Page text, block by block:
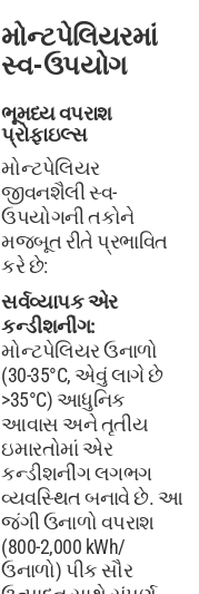
મોન્ટપેલિયરમાં
સ્વ-ઉપયોગ
ભૂમધ્ય વપરાશ
પ્રોફાઇલ્સ
મોન્ટપેલિયર
જીવનશૈલી સ્વ-
ઉપયોગની તકોને
મજબૂત રીતે પ્રભાવિત
કરે છે:
સર્વવ્યાપક એર
કન્ડીશનીંગ:
મોન્ટપેલિયર ઉનાળો
(30-35°C, એવું લાગે છે
>35°C) આધુનિક
આવાસ અને તૃતીય
ઇમારતોમાં એર
કન્ડીશનીંગ લગભગ
વ્યવસ્થિત બનાવે છે. આ
જંગી ઉનાળો વપરાશ
(800-2,000 kWh/
ઉનાળો) પીક સૌર